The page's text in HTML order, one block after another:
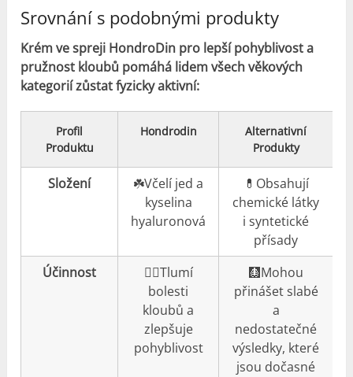
Srovnání s podobnými produkty
Krém ve spreji HondroDin pro lepší pohyblivost a
pružnost kloubů pomáhá lidem všech věkových
kategorií zůstat fyzicky aktivní:
Profil
Produktu
Hondrodin
Alternativní
Produkty
Složení
☘️Včelí jed a
kyselina
hyaluronová
💊Obsahují
chemické látky
i syntetické
přísady
Účinnost
👍🏼Tlumí
bolesti
kloubů a
zlepšuje
pohyblivost
🩻Mohou
přinášet slabé
a
nedostatečné
výsledky, které
jsou dočasné